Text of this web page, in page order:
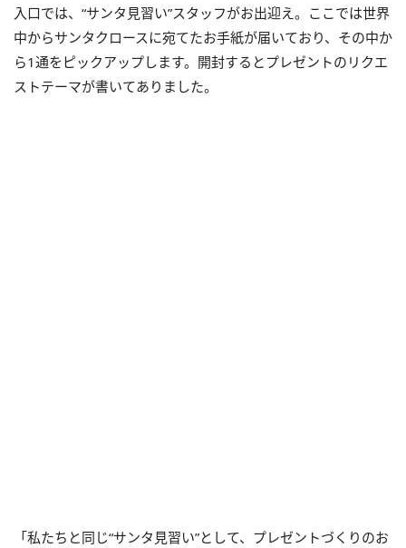
入口では、“サンタ見習い”スタッフがお出迎え。ここでは世界
中からサンタクロースに宛てたお手紙が届いており、その中か
ら1通をピックアップします。開封するとプレゼントのリクエ
ストテーマが書いてありました。
「私たちと同じ“サンタ見習い”として、プレゼントづくりのお